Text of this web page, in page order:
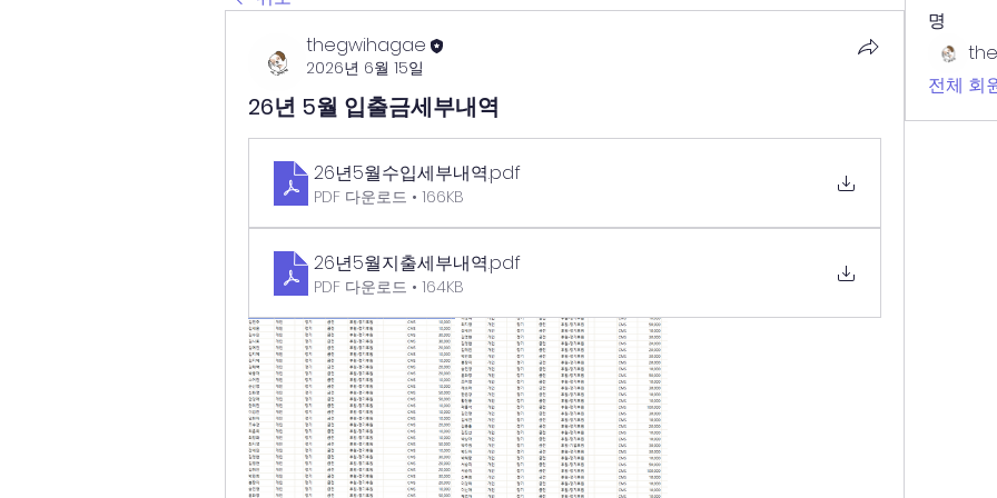
thegwihagae
2026년 6월 15일
26년 5월 입출금세부내역
26년5월수입세부내역.pdf
PDF 다운로드 • 166KB
26년5월지출세부내역.pdf
PDF 다운로드 • 164KB
명
전체 회